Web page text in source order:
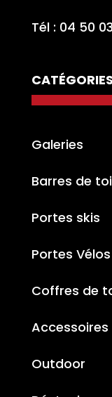
Tél : 04 50
CATÉGORIES
Galeries
Barres de
Portes skis
Portes Vélos
Coffres de
Accessoires
Outdoor